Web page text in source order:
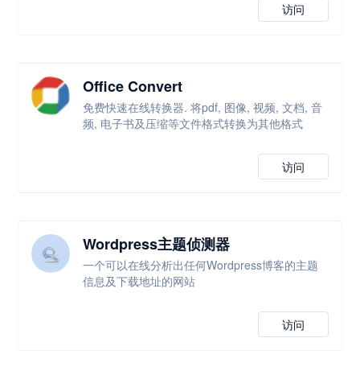
访问
Office Convert
免费快速在线转换器. 将pdf, 图像, 视频, 文档, 音
频, 电子书及压缩等文件格式转换为其他格式
访问
Wordpress主题侦测器
一个可以在线分析出任何Wordpress博客的主题
信息及下载地址的网站
访问